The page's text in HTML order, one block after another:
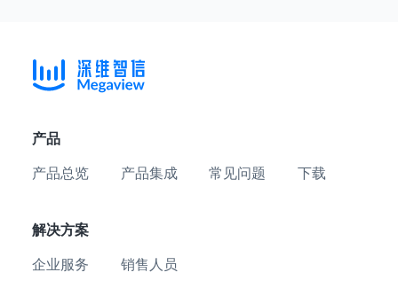
产品
产品总览 产品集成 常见问题 下载
解决方案
企业服务 销售人员